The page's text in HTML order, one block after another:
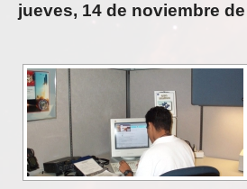
jueves, 14 de noviembre de